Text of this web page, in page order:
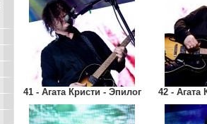
41 - Агата Кристи - Эпилог 42 - Агата